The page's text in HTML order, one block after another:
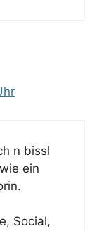
n bissl
ein
Social,